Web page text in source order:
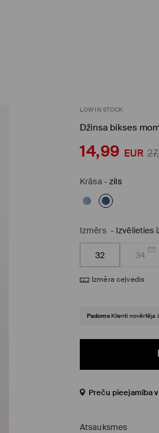
LOW IN STOCK
Džinsa bikses
14,99 EUR
Krāsa -zils
Izmērs - Izvēlieties
32 34
Izmēra ceļvedis
Padoms Klienti novērtēja
Preču pieejamība
Atsauksmes